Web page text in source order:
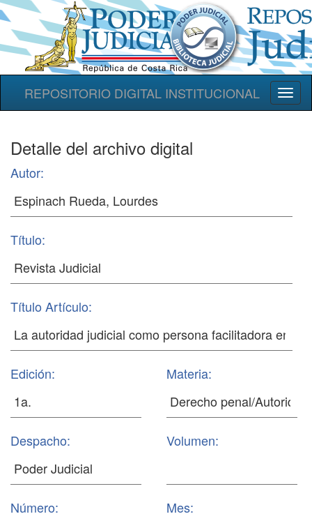
REPOSITORIO DIGITAL INSTITUCIONAL
Detalle del archivo digital
Autor:
Título:
Título Artículo:
Edición: Materia:
Despacho: Volumen:
Número: Mes: